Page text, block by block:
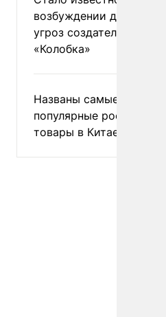
возбуждении дела из-
угроз создателям
«Колобка»
Названы самые
популярные российские
товары в Китае